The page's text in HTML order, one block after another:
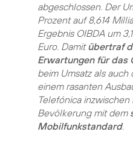
abgeschlossen. Der
Prozent auf 8,614
Ergebnis OIBDA um
Euro. Damitübertraf
Erwartungen für das
beim Umsatz als
einem rasanten
Telefónica
Bevölkerung mit dem
Mobilfunkstandard.